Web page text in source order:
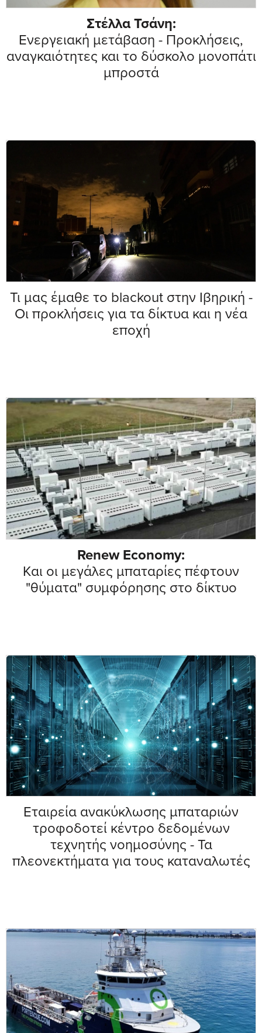
Στέλλα Τσάνη:
Ενεργειακή μετάβαση - Προκλήσεις,
αναγκαιότητες και το δύσκολο μονοπάτι
μπροστά
Τι μας έμαθε το blackout στην Ιβηρική -
Οι προκλήσεις για τα δίκτυα και η νέα
εποχή
Renew Economy:
Kαι οι μεγάλες μπαταρίες πέφτουν
"θύματα" συμφόρησης στο δίκτυο
Εταιρεία ανακύκλωσης μπαταριών
τροφοδοτεί κέντρο δεδομένων
τεχνητής νοημοσύνης - Τα
πλεονεκτήματα για τους καταναλωτές